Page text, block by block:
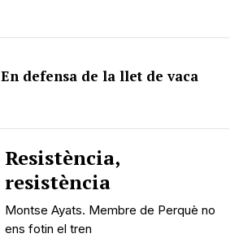
En defensa de la llet de vaca
Resistència,
resistència
Montse Ayats. Membre de Perquè no
ens fotin el tren